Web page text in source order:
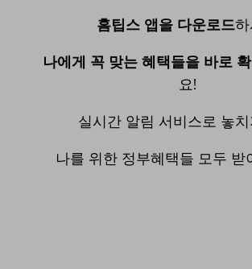
홈팁스 앱을 다운로드
나에게 꼭 맞는 혜택들을 바로
요!
실시간 알림 서비스로 놓
나를 위한 정부혜택들 모두